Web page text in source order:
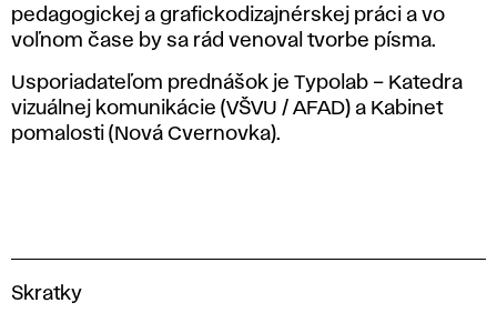
pedagogickej a grafickodizajnérskej práci a vo
voľnom čase by sa rád venoval tvorbe písma.
Usporiadateľom prednášok je Typolab – Katedra
vizuálnej komunikácie (VŠVU / AFAD) a Kabinet
pomalosti (Nová Cvernovka).
V
Skratky